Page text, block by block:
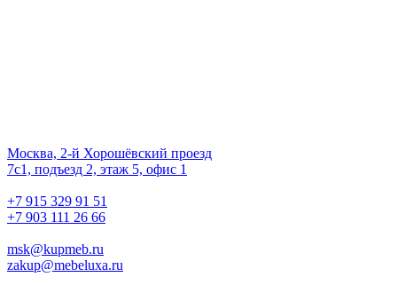
Москва, 2-й Хорошёвский проезд
7с1, подъезд 2, этаж 5, офис 1
+7 915 329 91 51
+7 903 111 26 66
msk@kupmeb.ru
zakup@mebeluxa.ru